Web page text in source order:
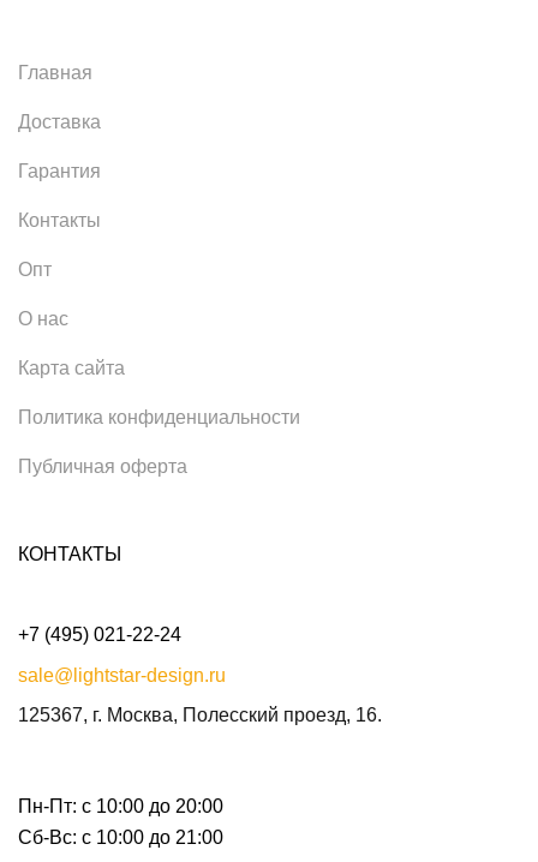
Главная
Доставка
Гарантия
Контакты
Опт
О нас
Карта сайта
Политика конфиденциальности
Публичная оферта
КОНТАКТЫ
+7 (495) 021-22-24
sale@lightstar-design.ru
125367, г. Москва, Полесский проезд, 16.
Пн-Пт: с 10:00 до 20:00
Сб-Вс: с 10:00 до 21:00